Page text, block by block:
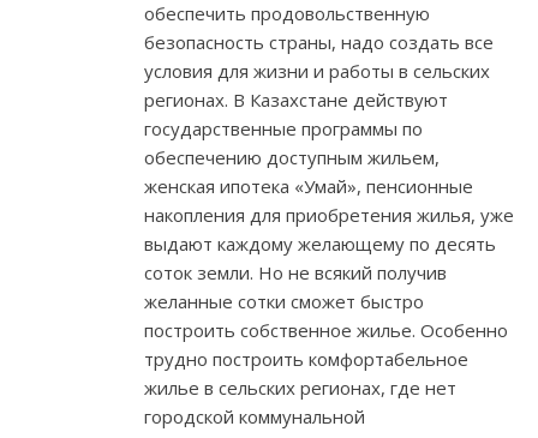
обеспечить продовольственную
безопасность страны, надо создать все
условия для жизни и работы в сельских
регионах. В Казахстане действуют
государственные программы по
обеспечению доступным жильем,
женская ипотека «Умай», пенсионные
накопления для приобретения жилья, уже
выдают каждому желающему по десять
соток земли. Но не всякий получив
желанные сотки сможет быстро
построить собственное жилье. Особенно
трудно построить комфортабельное
жилье в сельских регионах, где нет
городской коммунальной